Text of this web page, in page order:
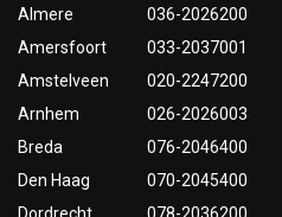
Almere
036-2026200
Amersfoort
033-2037001
Amstelveen
020-2247200
Arnhem
026-2026003
Breda
076-2046400
Den Haag
070-2045400